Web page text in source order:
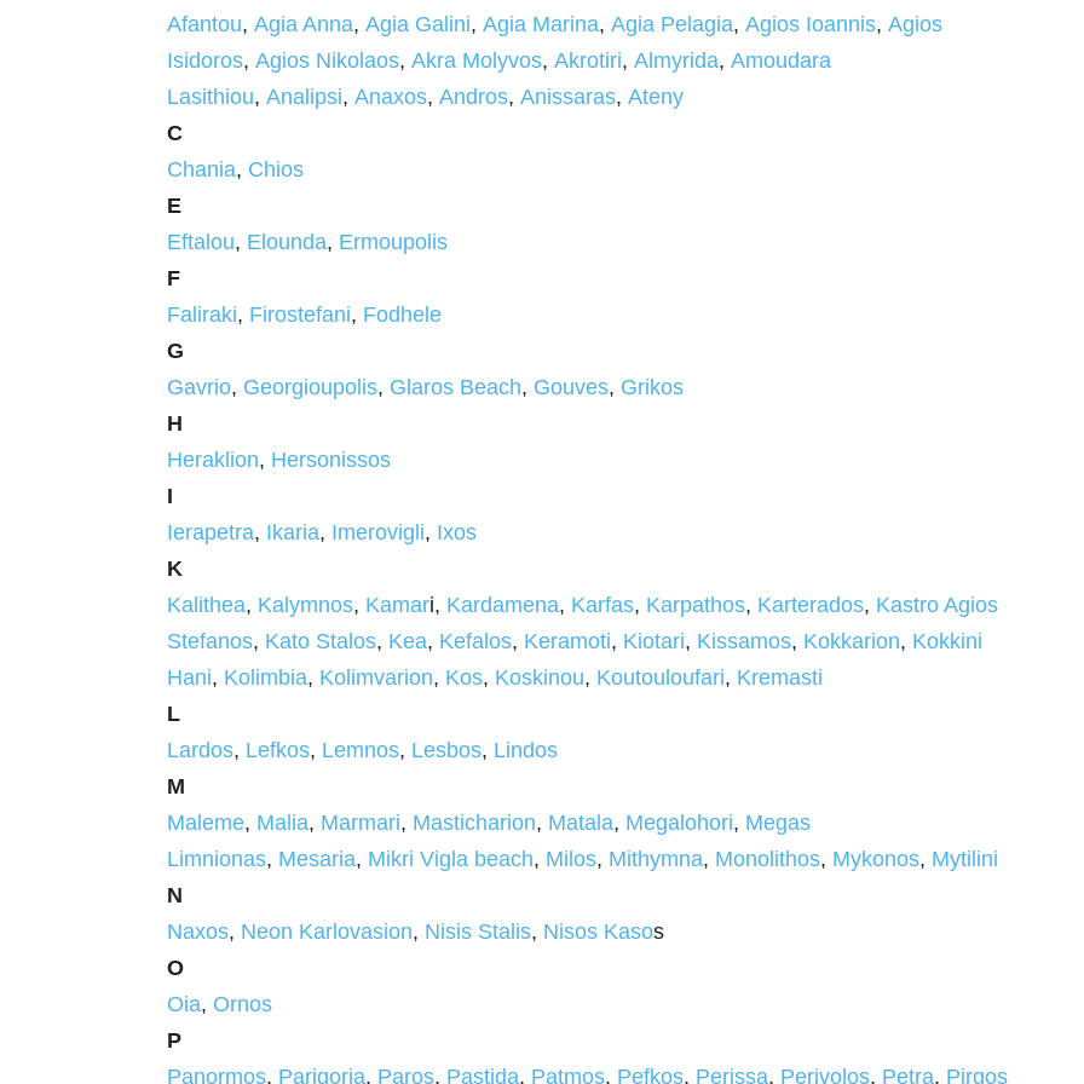
Afantou, Agia Anna, Agia Galini, Agia Marina, Agia Pelagia, Agios Ioannis, Agios
Isidoros, Agios Nikolaos, Akra Molyvos, Akrotiri, Almyrida, Amoudara
Lasithiou, Analipsi, Anaxos, Andros, Anissaras, Ateny
C
Chania, Chios
E
Eftalou, Elounda, Ermoupolis
F
Faliraki, Firostefani, Fodhele
G
Gavrio, Georgioupolis, Glaros Beach, Gouves, Grikos
H
Heraklion, Hersonissos
I
Ierapetra, Ikaria, Imerovigli, Ixos
K
Kalithea, Kalymnos, Kamari, Kardamena, Karfas, Karpathos, Karterados, Kastro Agios
Stefanos, Kato Stalos, Kea, Kefalos, Keramoti, Kiotari, Kissamos, Kokkarion, Kokkini
Hani, Kolimbia, Kolimvarion, Kos, Koskinou, Koutouloufari, Kremasti
L
Lardos, Lefkos, Lemnos, Lesbos, Lindos
M
Maleme, Malia, Marmari, Masticharion, Matala, Megalohori, Megas
Limnionas, Mesaria, Mikri Vigla beach, Milos, Mithymna, Monolithos, Mykonos, Mytilini
N
Naxos, Neon Karlovasion, Nisis Stalis, Nisos Kasos
O
Oia, Ornos
P
Panormos, Parigoria, Paros, Pastida, Patmos, Pefkos, Perissa, Perivolos, Petra, Pirgos